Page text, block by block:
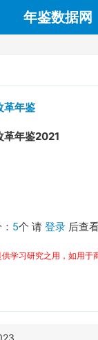
年鉴数据网
革年鉴
革年鉴2021
5个 请 登录 后查
学习研究之用，如用于